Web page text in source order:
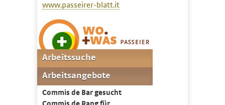
www.passeirer-blatt.it